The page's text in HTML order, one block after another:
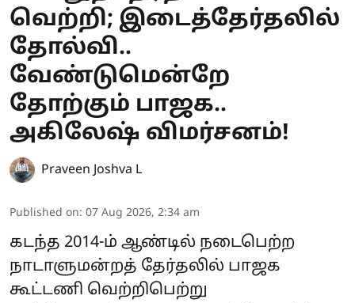
வெற்றி; இடைத்தேர்தலில்
தோல்வி..
வேண்டுமென்றே
தோற்கும் பாஜக..
அகிலேஷ் விமர்சனம்!
Praveen Joshva L
Published on: 07 Aug 2026, 2:34 am
கடந்த 2014-ம் ஆண்டில் நடைபெற்ற
நாடாளுமன்றத் தேர்தலில் பாஜக
கூட்டணி வெற்றிபெற்று